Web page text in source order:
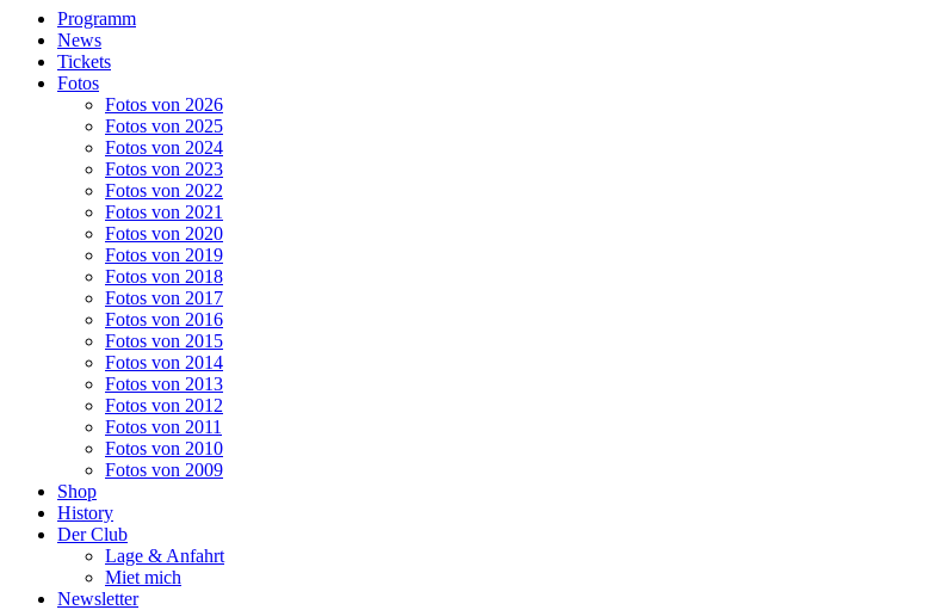
Programm
News
Tickets
Fotos
Fotos von 2026
Fotos von 2025
Fotos von 2024
Fotos von 2023
Fotos von 2022
Fotos von 2021
Fotos von 2020
Fotos von 2019
Fotos von 2018
Fotos von 2017
Fotos von 2016
Fotos von 2015
Fotos von 2014
Fotos von 2013
Fotos von 2012
Fotos von 2011
Fotos von 2010
Fotos von 2009
Shop
History
Der Club
Lage & Anfahrt
Miet mich
Newsletter